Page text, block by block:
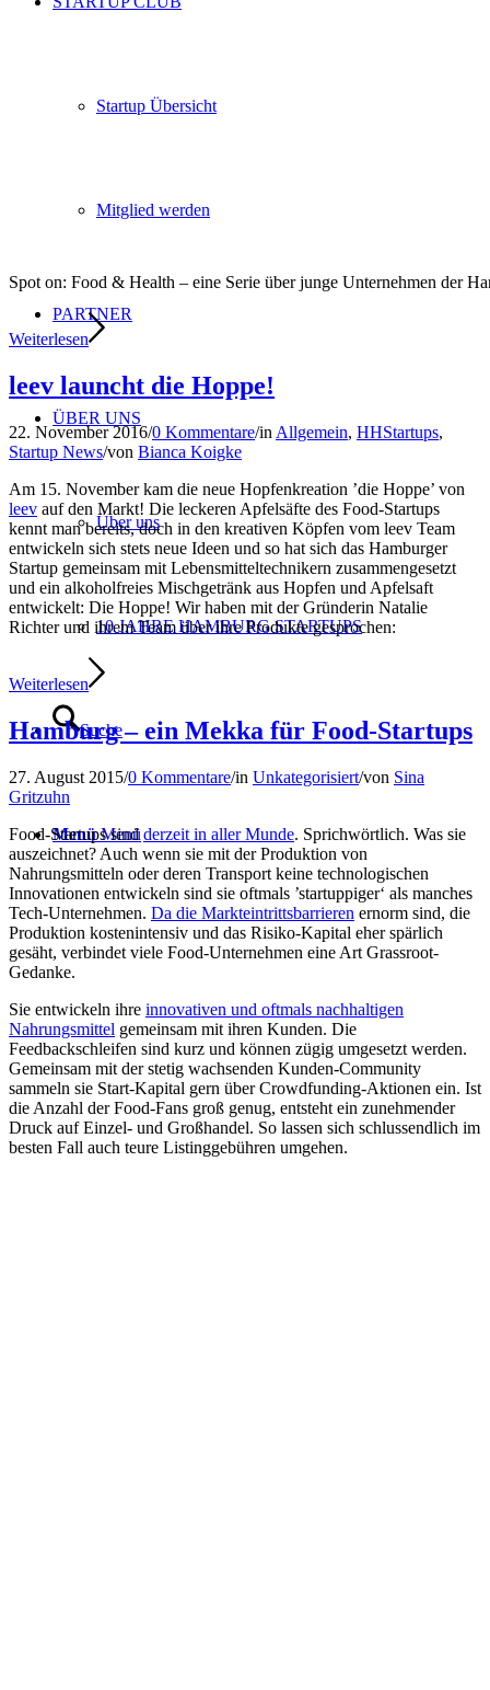
Startup Übersicht
Mitglied werden
PARTNER
ÜBER UNS
Über uns
10 JAHRE HAMBURG STARTUPS
Suche
Menü Menü
Spot on: Food & Health – eine Serie über junge Unternehmen der
Weiterlesen
leev launcht die Hoppe!
22. November 2016/0 Kommentare/in Allgemein, HHStartups,
Startup News/von Bianca Koigke
Am 15. November kam die neue Hopfenkreation ’die Hoppe’ von
leev auf den Markt! Die leckeren Apfelsäfte des Food-Startups
kennt man bereits, doch in den kreativen Köpfen vom leev Team
entwickeln sich stets neue Ideen und so hat sich das Hamburger
Startup gemeinsam mit Lebensmitteltechnikern zusammengesetzt
und ein alkoholfreies Mischgetränk aus Hopfen und Apfelsaft
entwickelt: Die Hoppe! Wir haben mit der Gründerin Natalie
Richter und ihrem Team über ihre Produkte gesprochen:
Weiterlesen
Hamburg – ein Mekka für Food-Startups
27. August 2015/0 Kommentare/in Unkategorisiert/von Sina
Gritzuhn
Food-Startups sindderzeit in aller Munde. Sprichwörtlich. Was sie
auszeichnet? Auch wenn sie mit der Produktion von
Nahrungsmitteln oder deren Transport keine technologischen
Innovationen entwickeln sind sie oftmals ’startuppiger‘ als manches
Tech-Unternehmen. Da die Markteintrittsbarrieren ernorm sind, die
Produktion kostenintensiv und das Risiko-Kapital eher spärlich
gesäht, verbindet viele Food-Unternehmen eine Art Grassroot-
Gedanke.
Sie entwickeln ihre innovativen und oftmals nachhaltigen
Nahrungsmittel gemeinsam mit ihren Kunden. Die
Feedbackschleifen sind kurz und können zügig umgesetzt werden.
Gemeinsam mit der stetig wachsenden Kunden-Community
sammeln sie Start-Kapital gern über Crowdfunding-Aktionen ein. Ist
die Anzahl der Food-Fans groß genug, entsteht ein zunehmender
Druck auf Einzel- und Großhandel. So lassen sich schlussendlich im
besten Fall auch teure Listinggebühren umgehen.